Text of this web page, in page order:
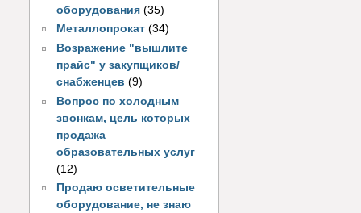
оборудования (35)
Металлопрокат (34)
Возражение "вышлите
прайс" у закупщиков/
снабженцев (9)
Вопрос по холодным
звонкам, цель которых
продажа
образовательных услуг
(12)
Продаю осветительные
оборудование, не знаю